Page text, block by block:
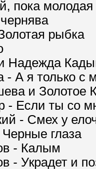
пока молодая
рыбка
Надежда
- А я только с
и Золотое
- Если ты со
- Смех у
глаза
- Калым
- Украдет и